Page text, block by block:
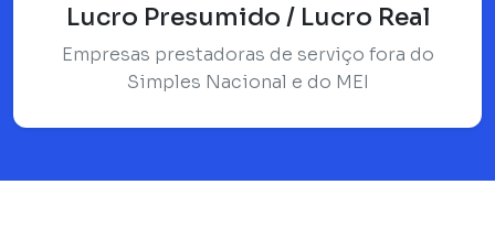
Lucro Presumido / Lucro Real
Empresas prestadoras de serviço fora do
Simples Nacional e do MEI